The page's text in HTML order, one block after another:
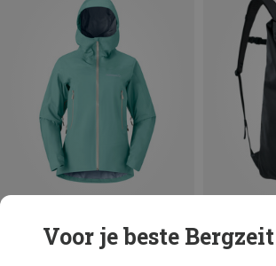
Maten
S M
Je bespaart
Voor je beste